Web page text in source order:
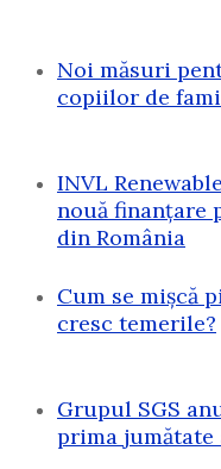
Noi măsuri
copiilor de
INVL
nouă finanțare
din România
Cum se mișcă
cresc temerile?
Grupul SGS
prima jumătate